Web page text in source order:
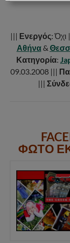
||| Ενεργός: Όχι
Αθήνα&
Κατηγορία:
09.03.2008 |||
|||
ΦΩΤΟ